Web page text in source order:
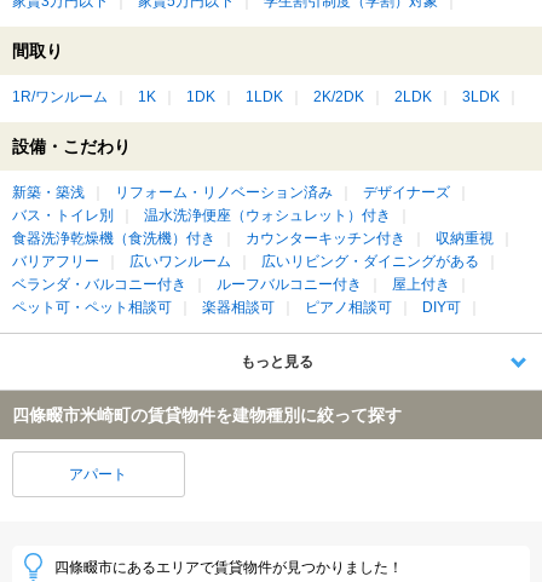
間取り
1R/ワンルーム 1K 1DK 1LDK 2K/2DK 2LDK 3LDK
設備・こだわり
新築・築浅 リフォーム・リノベーション済み
デザイナーズ
バス・トイレ別
温水洗浄便座（ウォシュレット）付き
食器洗浄乾燥機（食洗機）付き
カウンターキッチン付き
収納重視
バリアフリー
広いワンルーム
広いリビング・ダイニングがある
ベランダ・バルコニー付き
ルーフバルコニー付き
屋上付き
ペット可・ペット相談可
楽器相談可 ピアノ相談可 DIY可
もっと見る
四條畷市米崎町の賃貸物件を建物種別に絞って探す
アパート
四條畷市にあるエリアで賃貸物件が見つかりました！